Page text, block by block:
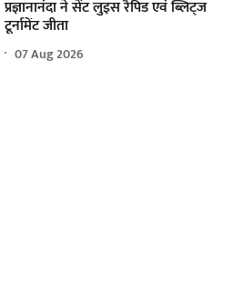
प्रज्ञानानंदा ने सेंट लुइस रैपिड एवं ब्लिट्ज
टूर्नामेंट जीता
07 Aug 2026